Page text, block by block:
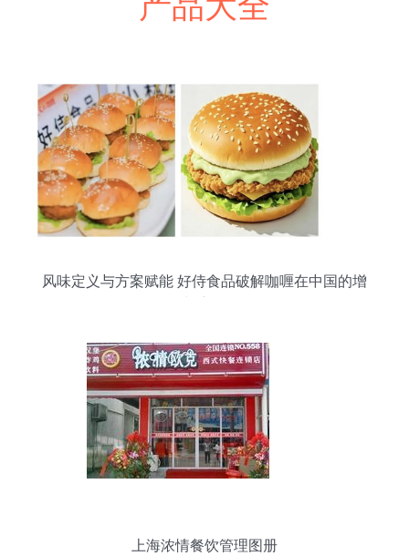
风味定义与方案赋能 好侍食品破解咖喱在中国的增
上海浓情餐饮管理图册